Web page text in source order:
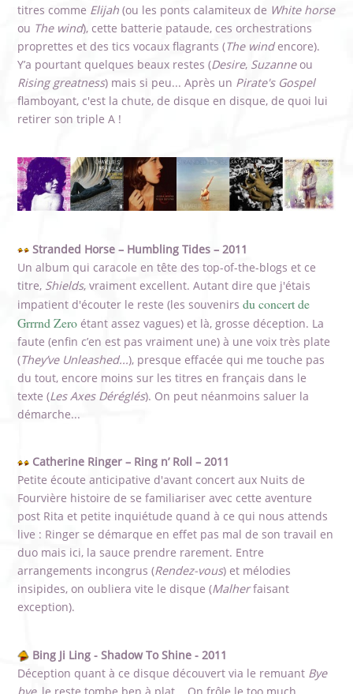
titres comme Elijah (ou les ponts calamiteux de White horse
ou The wind), cette batterie pataude, ces orchestrations
proprettes et des tics vocaux flagrants (The windencore).
Y’a pourtant quelques beaux restes (Desire, Suzanneou
Rising greatness) mais si peu... Après un Pirate's Gospel
flamboyant, c'est la chute, de disque en disque, de quoi lui
retirer son triple A !
Stranded Horse – Humbling Tides – 2011
Un album qui caracole en tête des top-of-the-blogs et ce
titre, Shields, vraiment excellent. Autant dire que j'étais
impatient d'écouter le reste (les souvenirsdu concert de
Grrrnd Zero étant assez vagues) et là, grosse déception. La
faute (enfin c’en est pas vraiment une) à une voix très plate
(They’ve Unleashed...), presque effacée qui me touche pas
du tout, encore moins sur les titres en français dans le
texte (Les Axes Déréglés). On peut néanmoins saluer la
démarche...
Catherine Ringer – Ring n’ Roll – 2011
Petite écoute anticipative d'avant concert aux Nuits de
Fourvière histoire de se familiariser avec cette aventure
post Rita et petite inquiétude quand à ce qui nous attends
live : Ringer se démarque en effet pas mal de son travail en
duo mais ici, la sauce prendre rarement. Entre
arrangements incongrus (Rendez-vous) et mélodies
insipides, on oubliera vite le disque (Malherfaisant
exception).
Bing Ji Ling - Shadow To Shine - 2011
Déception quant à ce disque découvert via le remuant Bye